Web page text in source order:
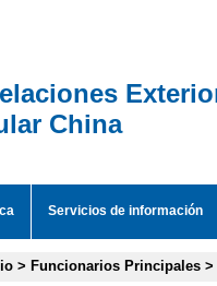
China
Servicios de información
> Funcionarios Principales >